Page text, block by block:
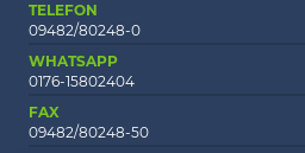
TELEFON
09482/80248-0
WHATSAPP
0176-15802404
FAX
09482/80248-50